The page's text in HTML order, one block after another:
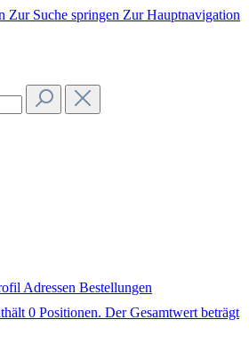
Zur Suche springen Zur Hauptnavigation
Adressen Bestellungen
0 Positionen. Der Gesamtwert beträgt